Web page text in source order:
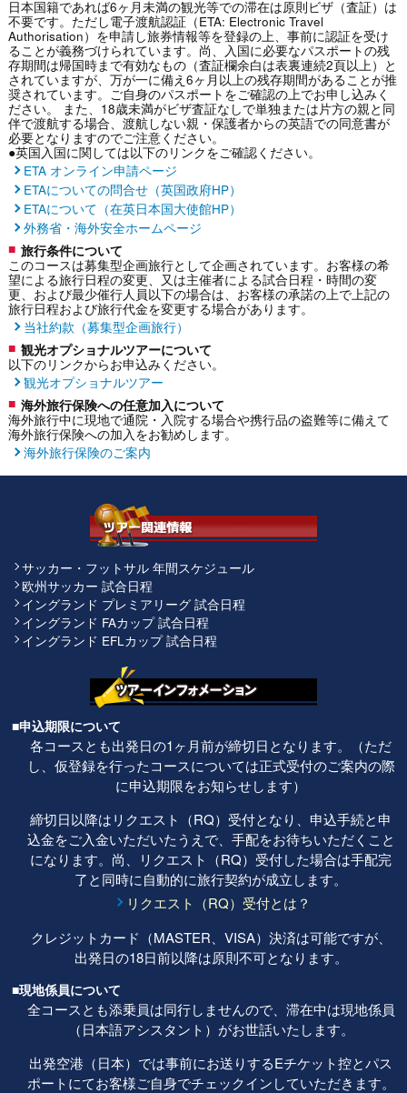
日本国籍であれば6ヶ月未満の観光等での滞在は原則ビザ（査証）は
不要です。ただし電子渡航認証（ETA: Electronic Travel
Authorisation）を申請し旅券情報等を登録の上、事前に認証を受け
ることが義務づけられています。尚、入国に必要なパスポートの残
存期間は帰国時まで有効なもの（査証欄余白は表裏連続2頁以上）と
されていますが、万が一に備え6ヶ月以上の残存期間があることが推
奨されています。ご自身のパスポートをご確認の上でお申し込みく
ださい。 また、18歳未満がビザ査証なしで単独または片方の親と同
伴で渡航する場合、渡航しない親・保護者からの英語での同意書が
必要となりますのでご注意ください。
●英国入国に関しては以下のリンクをご確認ください。
ETA オンライン申請ページ
ETAについての問合せ（英国政府HP）
ETAについて（在英日本国大使館HP）
外務省・海外安全ホームページ
旅行条件について
このコースは募集型企画旅行として企画されています。お客様の希
望による旅行日程の変更、又は主催者による試合日程・時間の変
更、および最少催行人員以下の場合は、お客様の承諾の上で上記の
旅行日程および旅行代金を変更する場合があります。
当社約款（募集型企画旅行）
観光オプショナルツアーについて
以下のリンクからお申込みください。
観光オプショナルツアー
海外旅行保険への任意加入について
海外旅行中に現地で通院・入院する場合や携行品の盗難等に備えて
海外旅行保険への加入をお勧めします。
海外旅行保険のご案内
サッカー・フットサル 年間スケジュール
欧州サッカー 試合日程
イングランド プレミアリーグ 試合日程
イングランド FAカップ 試合日程
イングランド EFLカップ 試合日程
■申込期限について
各コースとも出発日の1ヶ月前が締切日となります。（ただ
し、仮登録を行ったコースについては正式受付のご案内の際
に申込期限をお知らせします）
締切日以降はリクエスト（RQ）受付となり、申込手続と申
込金をご入金いただいたうえで、手配をお待ちいただくこと
になります。尚、リクエスト（RQ）受付した場合は手配完
了と同時に自動的に旅行契約が成立します。
リクエスト（RQ）受付とは？
クレジットカード（MASTER、VISA）決済は可能ですが、
出発日の18日前以降は原則不可となります。
■現地係員について
全コースとも添乗員は同行しませんので、滞在中は現地係員
（日本語アシスタント）がお世話いたします。
出発空港（日本）では事前にお送りするEチケット控とパス
ポートにてお客様ご自身でチェックインしていただきます。